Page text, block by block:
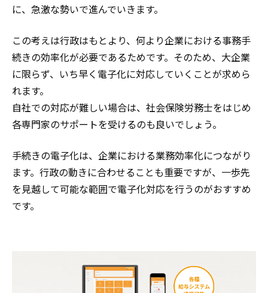
に、急激な勢いで進んでいきます。
この考えは行政はもとより、何より企業における事務手
続きの効率化が必要であるためです。そのため、大企業
に限らず、いち早く電子化に対応していくことが求めら
れます。
自社での対応が難しい場合は、社会保険労務士をはじめ
各専門家のサポートを受けるのも良いでしょう。
手続きの電子化は、企業における業務効率化につながり
ます。行政の動きに合わせることも重要ですが、一歩先
を見越して可能な範囲で電子化対応を行うのがおすすめ
です。